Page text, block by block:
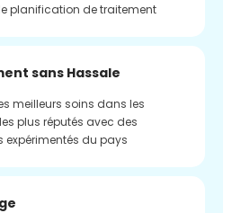
planification de traitement
sans Hassale
meilleurs soins dans les
plus réputés avec des
expérimentés du pays